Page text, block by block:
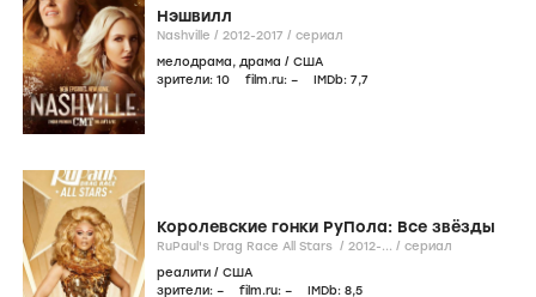
Нэшвилл
Nashville / 2012-2017 / сериал
мелодрама, драма / США
зрители: 10 film.ru: – IMDb: 7,7
Королевские гонки РуПола: Все звёзды
RuPaul's Drag Race All Stars / 2012-... / сериал
реалити / США
зрители: – film.ru: – IMDb: 8,5